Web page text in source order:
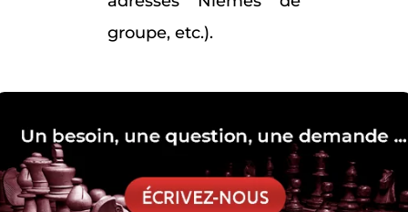
groupe, etc.).